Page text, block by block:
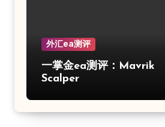
外汇ea测评
一掌金ea测评：Mavrik
Scalper